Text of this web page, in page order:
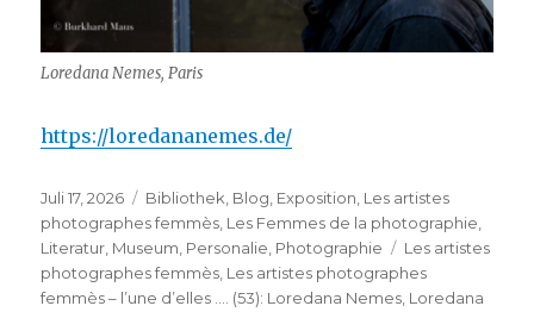
Loredana Nemes, Paris
https://loredananemes.de/
Veröffentlicht
am
Juli 17, 2026 Kategorien
Bibliothek Blog Exposition Les artistes
photographes femmès Les Femmes de la photographie
Literatur Museum Personalie Photographie Schlagwörter
Les artistes
photographes femmès Les artistes photographes
femmès – l’une d’elles …. (53): Loredana Nemes Loredana